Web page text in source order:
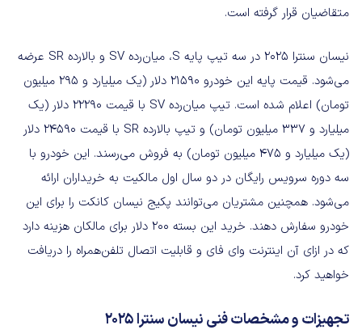
متقاضیان قرار گرفته است.
نیسان سنترا 2025 در سه تیپ پایه S، میان‌رده SV و بالارده SR عرضه
می‌شود. قیمت پایه این خودرو 21590 دلار (یک میلیارد و 295 میلیون
تومان) اعلام شده است. تیپ میان‌رده SV با قیمت 22290 دلار (یک
میلیارد و 337 میلیون تومان) و تیپ بالارده SR با قیمت 24590 دلار
(یک میلیارد و 475 میلیون تومان) به فروش می‌رسند. این خودرو با
سه دوره سرویس رایگان در دو سال اول مالکیت به خریداران ارائه
می‌شود. همچنین مشتریان می‌توانند پکیج نیسان کانکت را برای این
خودرو سفارش دهند. خرید این بسته 200 دلار برای مالکان هزینه دارد
که در ازای آن اینترنت وای فای و قابلیت اتصال تلفن‌همراه را دریافت
خواهید کرد.
تجهیزات و مشخصات فنی نیسان سنترا 2025